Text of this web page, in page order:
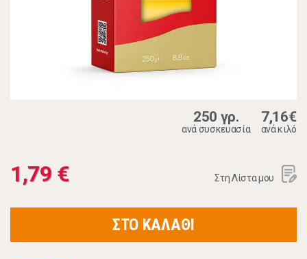
250 γρ.
ανά συσκευασία
7,16€
ανά κιλό
1,79 € Στη Λίστα μου
ΣΤΟ ΚΑΛΑΘΙ